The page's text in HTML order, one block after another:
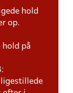
hold
op.
hold på